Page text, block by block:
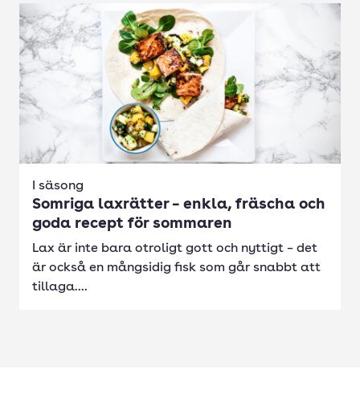
I säsong
Somriga laxrätter – enkla, fräscha och
goda recept för sommaren
Lax är inte bara otroligt gott och nyttigt – det
är också en mångsidig fisk som går snabbt att
tillaga....